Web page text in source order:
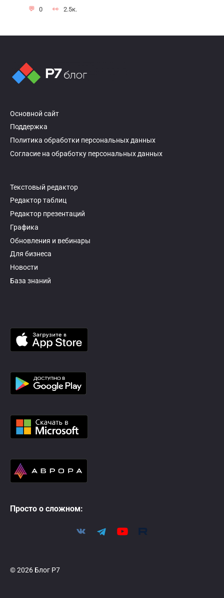
0 2.5к.
Основной сайт
Поддержка
Политика обработки персональных данных
Согласие на обработку персональных данных
Текстовый редактор
Редактор таблиц
Редактор презентаций
Графика
Обновления и вебинары
Для бизнеса
Новости
База знаний
Просто о сложном:
© 2026 Блог Р7